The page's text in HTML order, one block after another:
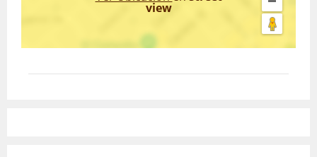
view